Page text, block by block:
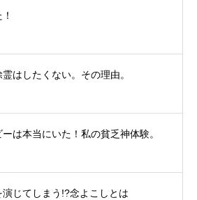
はしたくない。その理由。
は本当にいた！私の貧乏神体験。
じてしまう!?念よこしとは